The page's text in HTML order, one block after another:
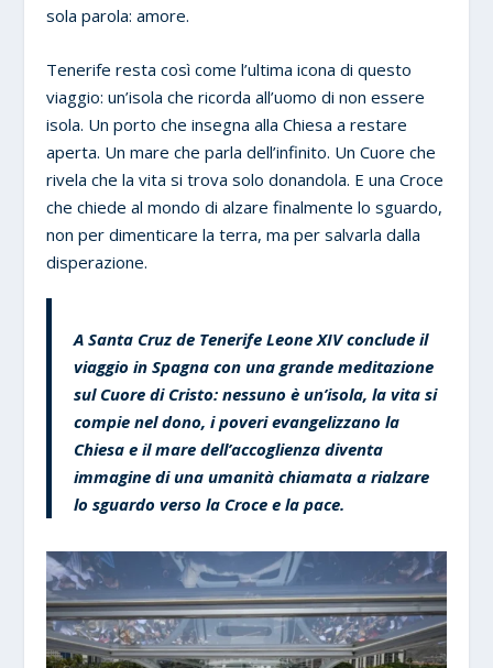
sola parola: amore.
Tenerife resta così come l’ultima icona di questo
viaggio: un’isola che ricorda all’uomo di non essere
isola. Un porto che insegna alla Chiesa a restare
aperta. Un mare che parla dell’infinito. Un Cuore che
rivela che la vita si trova solo donandola. E una Croce
che chiede al mondo di alzare finalmente lo sguardo,
non per dimenticare la terra, ma per salvarla dalla
disperazione.
A Santa Cruz de Tenerife Leone XIV conclude il
viaggio in Spagna con una grande meditazione
sul Cuore di Cristo: nessuno è un’isola, la vita si
compie nel dono, i poveri evangelizzano la
Chiesa e il mare dell’accoglienza diventa
immagine di una umanità chiamata a rialzare
lo sguardo verso la Croce e la pace.